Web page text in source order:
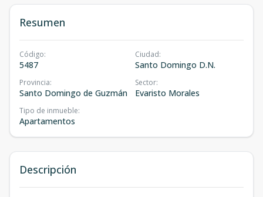
Resumen
Código:
5487
Ciudad:
Santo Domingo D.N.
Provincia:
Santo Domingo de Guzmán
Sector:
Evaristo Morales
Tipo de inmueble:
Apartamentos
Descripción